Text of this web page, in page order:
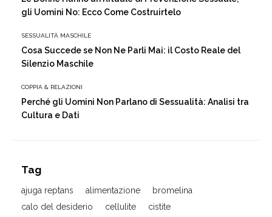
gli Uomini No: Ecco Come Costruirtelo
SESSUALITÀ MASCHILE
Cosa Succede se Non Ne Parli Mai: il Costo Reale del
Silenzio Maschile
COPPIA & RELAZIONI
Perché gli Uomini Non Parlano di Sessualità: Analisi tra
Cultura e Dati
Tag
ajuga reptans alimentazione
bromelina
calo del desiderio
cellulite
cistite